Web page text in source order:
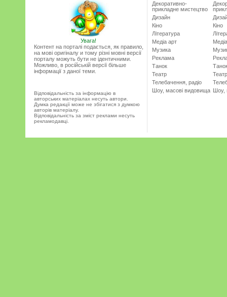
Увага!
Контент на порталі подається, як правило,
на мові оригіналу и тому різні мовні версії
порталу можуть бути не ідентичними.
Можливо, в російській версії більше
інформації з даної теми.
Відповідальність за інформацію в
авторських матеріалах несуть автори.
Думка редакції може не збігатися з думкою
авторів матеріалу.
Відповідальність за зміст реклами несуть
рекламодавці.
Декоративно-
прикладне мистецтво
Дизайн
Кіно
Література
Медіа арт
Музика
Реклама
Танок
Театр
Телебачення, радіо
Шоу, масові видовища
Кіно
Театр
Шоу,